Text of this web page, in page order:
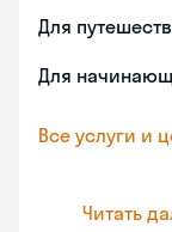
Для
Для
Все услуги и
Читать